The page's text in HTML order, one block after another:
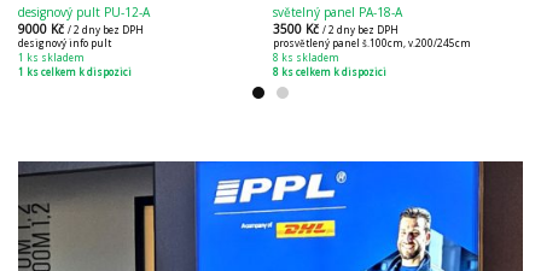
designový pult PU-12-A
9000 Kč / 2 dny bez DPH
designový info pult
1 ks skladem
1 ks celkem k dispozici
světelný panel PA-18-A
3500 Kč / 2 dny bez DPH
prosvětlený panel š.100cm, v.200/245cm
8 ks skladem
8 ks celkem k dispozici